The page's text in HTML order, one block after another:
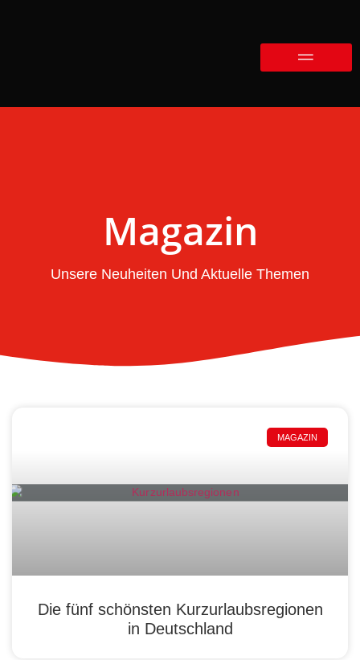
Magazin
Unsere Neuheiten Und Aktuelle Themen
MAGAZIN
Die fünf schönsten Kurzurlaubsregionen
in Deutschland